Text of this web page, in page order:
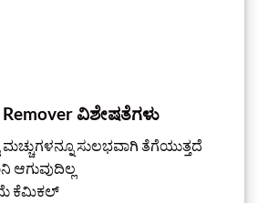
Remover ವಿಶೇಷತೆಗಳು
ಸುಲಭವಾಗಿ ತೆಗೆಯುತ್ತದೆ
ಆಗುವುದಿಲ್ಲ
ಕೆಮಿಕಲ್